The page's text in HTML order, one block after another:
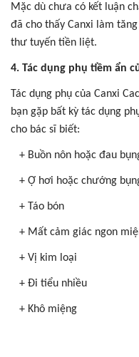
Mặc dù chưa có kết luận
đã cho thấy Canxi làm
thư tuyến tiền liệt.
4. Tác dụng phụ tiềm ẩn
Tác dụng phụ của Canxi
bạn gặp bất kỳ tác dụng
cho bác sĩ biết:
+ Buồn nôn hoặc đau
+ Ợ hơi hoặc chướng
+ Táo bón
+ Mất cảm giác ngon
+ Vị kim loại
+ Đi tiểu nhiều
+ Khô miệng